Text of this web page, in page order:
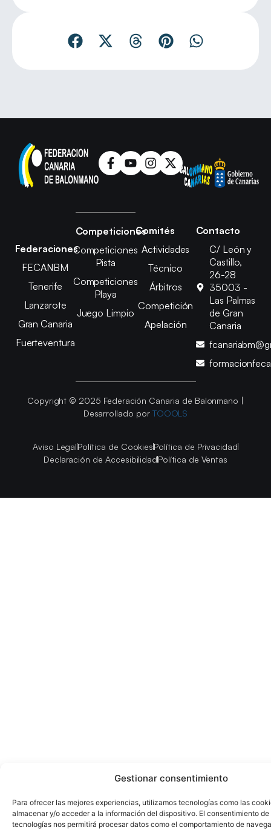
Gestionar consentimiento
Para ofrecer las mejores experiencias, utilizamos tecnologías como las
almacenar y/o acceder a la información del dispositivo. El consentimiento de
tecnologías nos permitirá procesar datos como el comportamiento de
Federaciones
FECANBM
Tenerife
Lanzarote
Gran Canaria
Fuerteventura
Competiciones
Competiciones
Pista
Competiciones
Playa
Juego Limpio
Comités
Actividades
Técnico
Árbitros
Competición
Apelación
Contacto
C/ León y
Castillo,
26-28
35003 -
Las Palmas
de Gran
Canaria
Copyright © 2025 Federación Canaria de Balonmano |
Desarrollado por TOOOLS
Aviso LegalPolítica de CookiesPolítica de Privacidad
Declaración de AccesibilidadPolítica de Ventas